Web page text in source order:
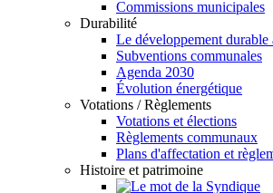
Commissions municipales
Durabilité
Le développement durable
Subventions communales
Agenda 2030
Évolution énergétique
Votations / Règlements
Votations et élections
Règlements communaux
Plans d'affectation et
Histoire et patrimoine